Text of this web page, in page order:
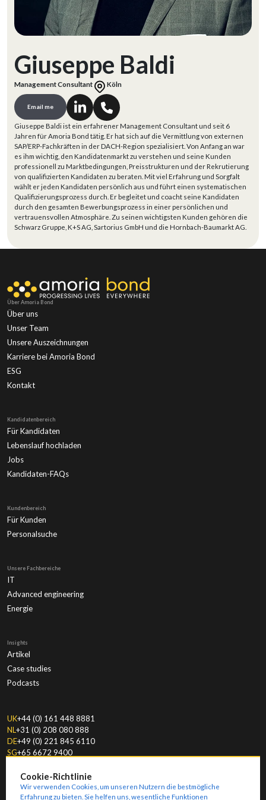
Giuseppe Baldi
Management Consultant Köln
Email me
Giuseppe Baldi ist ein erfahrener Management Consultant und seit 6
Jahren für Amoria Bond tätig. Er hat sich auf die Vermittlung von externen
SAP/ERP-Fachkräften in der DACH-Region spezialisiert. Von Anfang an war
es ihm wichtig, den Kandidatenmarkt zu verstehen und seine Kunden
professionell zu Marktbedingungen, Preisstrukturen und der Rekrutierung
von qualifizierten Kandidaten zu beraten. Mit viel Erfahrung und Sorgfalt
wählt er jeden Kandidaten persönlich aus und führt einen systematischen
Qualifizierungsprozess durch. Er begleitet und coacht seine Kandidaten
durch den gesamten Bewerbungsprozess in einer persönlichen und
vertrauensvollen Atmosphäre. Zu seinen wichtigsten Kunden gehören die
Schwarz Gruppe, K+S AG, Sartorius GmbH und die Hornbach-Baumarkt AG.
Über Amoria Bond
Über uns
Unser Team
Unsere Auszeichnungen
Karriere bei Amoria Bond
ESG
Kontakt
Kandidatenbereich
Für Kandidaten
Lebenslauf hochladen
Jobs
Kandidaten-FAQs
Kundenbereich
Für Kunden
Personalsuche
Unsere Fachbereiche
IT
Advanced engineering
Energie
Insights
Artikel
Case studies
Podcasts
UK+44 (0) 161 448 8881
NL+31 (0) 208 080 888
DE+49 (0) 221 845 6110
SG+65 6672 9400
Cookie-Richtlinie
Wir verwenden Cookies, um unseren Nutzern die bestmögliche
Erfahrung zu bieten. Sie helfen uns, wesentliche Funktionen